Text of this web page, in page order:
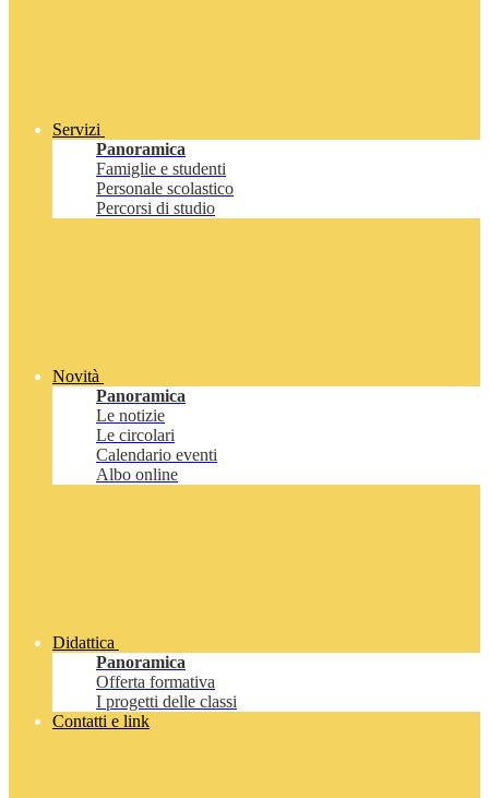
Servizi
Panoramica
Famiglie e studenti
Personale scolastico
Percorsi di studio
Novità
Panoramica
Le notizie
Le circolari
Calendario eventi
Albo online
Didattica
Panoramica
Offerta formativa
I progetti delle classi
Contatti e link